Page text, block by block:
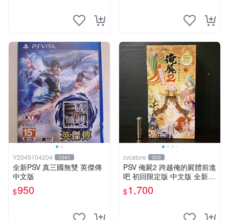
Y2049104204 1041
全新PSV 真三國無雙 英傑傳
中文版
$950
cycstore 303
PSV 俺屍2 跨越俺的屍體前進
吧 初回限定版 中文版 全新未
拆封 X200
$1,700